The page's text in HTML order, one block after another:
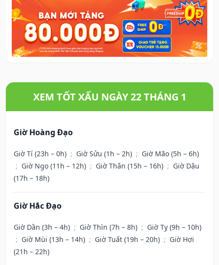
XEM TỐT XẤU NGÀY 22 THÁNG 1
Giờ Hoàng Đạo
Giờ Tí (23h – 0h) ; Giờ Sửu (1h – 2h) ; Giờ Mão (5h – 6h)
; Giờ Ngọ (11h – 12h) ; Giờ Thân (15h – 16h) ; Giờ Dậu
(17h – 18h)
Giờ Hắc Đạo
Giờ Dần (3h – 4h) ; Giờ Thìn (7h – 8h) ; Giờ Tỵ (9h – 10h)
; Giờ Mùi (13h – 14h) ; Giờ Tuất (19h – 20h) ; Giờ Hợi
(21h – 22h)